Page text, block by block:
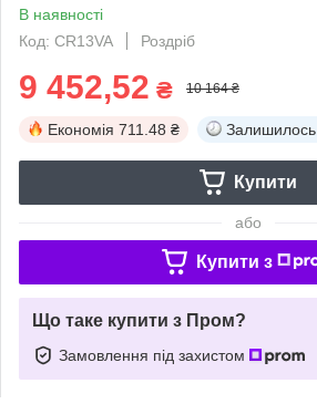
В наявності
Код: CR13VA
Роздріб
9 452,52 ₴ 10 164 ₴
Економія 711.48 ₴ Залишилось
Купити
або
Купити з
Що таке купити з Пром?
Замовлення під захистом